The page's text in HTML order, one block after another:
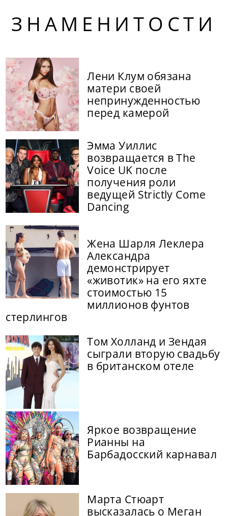
ЗНАМЕНИТОСТИ
Лени Клум обязана
матери своей
непринужденностью
перед камерой
Эмма Уиллис
возвращается в The
Voice UK после
получения роли
ведущей Strictly Come
Dancing
Жена Шарля Леклера
Александра
демонстрирует
«животик» на его яхте
стоимостью 15
миллионов фунтов
стерлингов
Том Холланд и Зендая
сыграли вторую свадьбу
в британском отеле
Яркое возвращение
Рианны на
Барбадосский карнавал
Марта Стюарт
высказалась о Меган